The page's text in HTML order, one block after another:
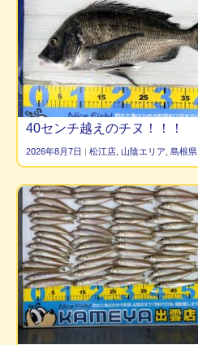
40センチ越えのチヌ！！！
2026年8月7日 | 松江店 山陰エリア 島根県